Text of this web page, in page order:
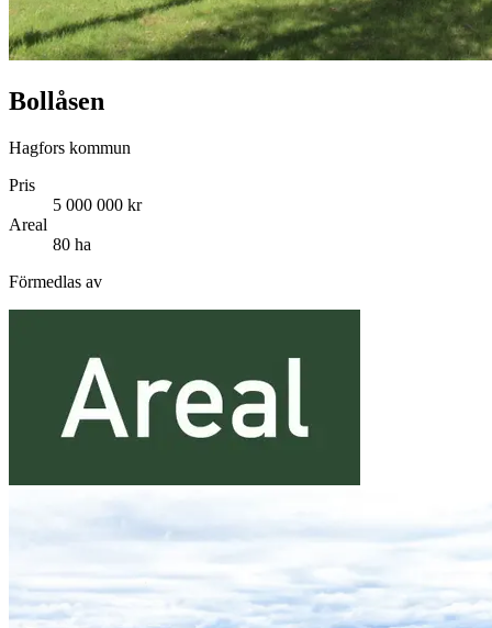
Bollåsen
Hagfors kommun
Pris
5 000 000 kr
Areal
80 ha
Förmedlas av